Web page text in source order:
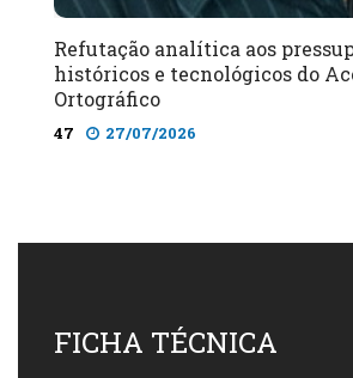
Refutação analítica aos
históricos e tecnológicos do
Ortográfico
47 27/07/2026
FICHA TÉCNICA